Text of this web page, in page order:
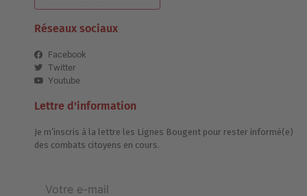
Réseaux sociaux
Facebook
Twitter
Youtube
Lettre d'information
Je m’inscris à la lettre les Lignes Bougent pour rester informé(e)
des combats citoyens en cours.